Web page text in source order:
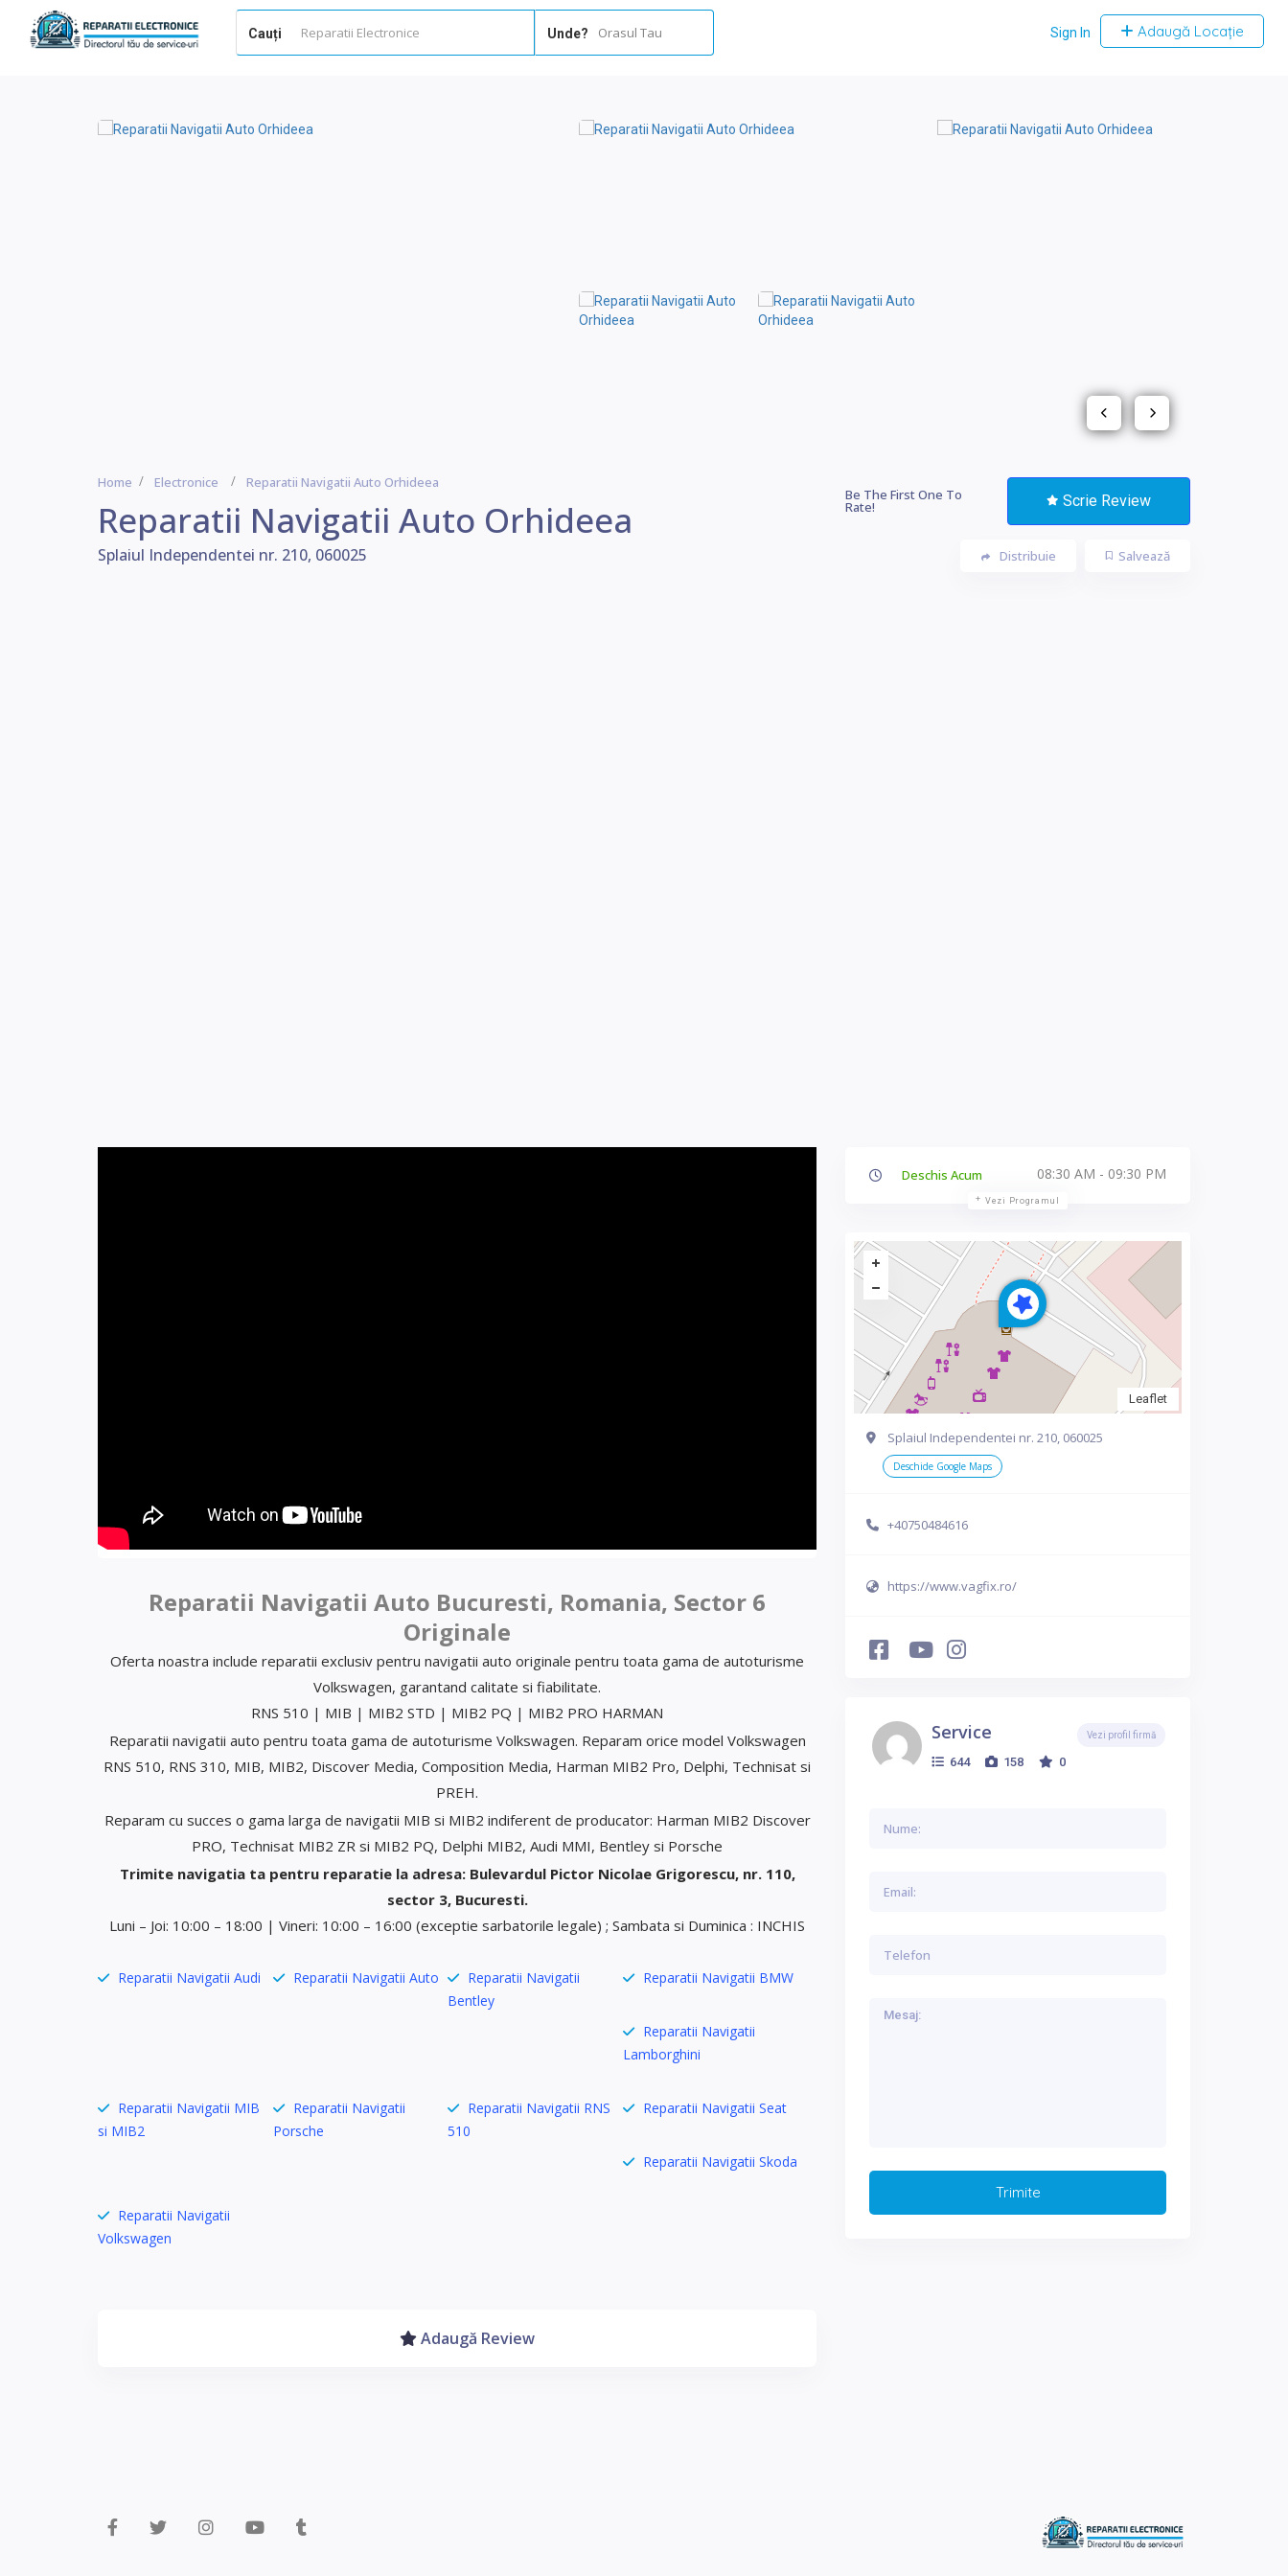
Cauți Unde? Orasul Tau Sign In Adaugă Locație
Home Electronice Reparatii Navigatii Auto Orhideea
Reparatii Navigatii Auto Orhideea
Splaiul Independentei nr. 210, 060025
Be The First One To
Rate! Scrie Review
Salvează
Distribuie
Reparatii Navigatii Auto Bucuresti, Romania, Sector 6
Originale
Oferta noastra include reparatii exclusiv pentru navigatii auto originale pentru toata gama de autoturisme
Volkswagen, garantand calitate si fiabilitate.
RNS 510 | MIB | MIB2 STD | MIB2 PQ | MIB2 PRO HARMAN
Reparatii navigatii auto pentru toata gama de autoturisme Volkswagen. Reparam orice model Volkswagen
RNS 510, RNS 310, MIB, MIB2, Discover Media, Composition Media, Harman MIB2 Pro, Delphi, Technisat si
PREH.
Reparam cu succes o gama larga de navigatii MIB si MIB2 indiferent de producator: Harman MIB2 Discover
PRO, Technisat MIB2 ZR si MIB2 PQ, Delphi MIB2, Audi MMI, Bentley si Porsche
Trimite navigatia ta pentru reparatie la adresa: Bulevardul Pictor Nicolae Grigorescu, nr. 110,
sector 3, Bucuresti.
Luni – Joi: 10:00 – 18:00 | Vineri: 10:00 – 16:00 (exceptie sarbatorile legale) ; Sambata si Duminica : INCHIS
Reparatii Navigatii Audi Reparatii Navigatii Auto
Reparatii Navigatii
Bentley
Reparatii Navigatii BMW
Reparatii Navigatii
Lamborghini
Reparatii Navigatii MIB
si MIB2
Reparatii Navigatii
Porsche
Reparatii Navigatii RNS
510
Reparatii Navigatii Seat
Reparatii Navigatii Skoda
Reparatii Navigatii
Volkswagen
Adaugă Review
Deschis Acum 08:30 AM - 09:30 PM
Vezi Programul
Leaflet
Splaiul Independentei nr. 210, 060025
Deschide Google Maps
+40750484616
https://www.vagfix.ro/
Service
644 158 0
Vezi profil firmă